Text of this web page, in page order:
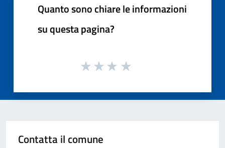
Quanto sono chiare le informazioni
su questa pagina?
Contatta il comune